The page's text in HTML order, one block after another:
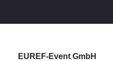
EUREF-Event GmbH